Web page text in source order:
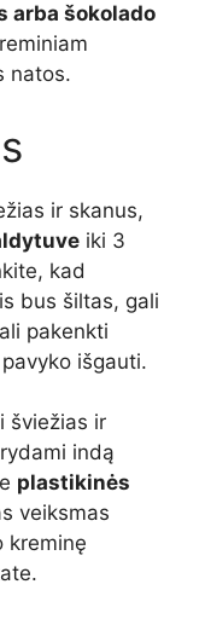
arba šokolado
natos.
ir skanus,
iki 3
kad
bus šiltas, gali
pakenkti
išgauti.
šviežias ir
indą
plastikinės
veiksmas
kreminę